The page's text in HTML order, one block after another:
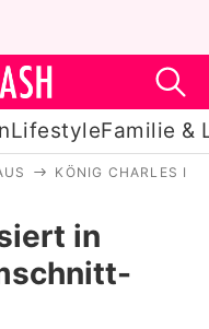
LifestyleFamilie &
KÖNIG CHARLES III.
in